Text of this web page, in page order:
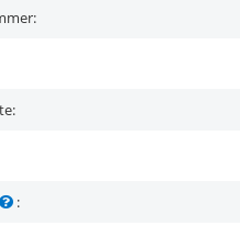
: